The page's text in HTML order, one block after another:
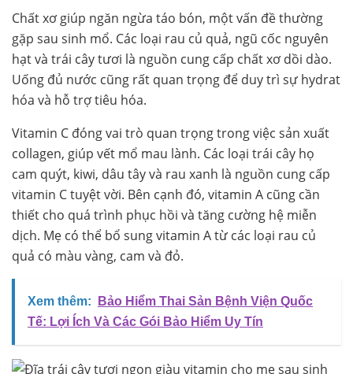
Chất xơ giúp ngăn ngừa táo bón, một vấn đề thường
gặp sau sinh mổ. Các loại rau củ quả, ngũ cốc nguyên
hạt và trái cây tươi là nguồn cung cấp chất xơ dồi dào.
Uống đủ nước cũng rất quan trọng để duy trì sự hydrat
hóa và hỗ trợ tiêu hóa.
Vitamin C đóng vai trò quan trọng trong việc sản xuất
collagen, giúp vết mổ mau lành. Các loại trái cây họ
cam quýt, kiwi, dâu tây và rau xanh là nguồn cung cấp
vitamin C tuyệt vời. Bên cạnh đó, vitamin A cũng cần
thiết cho quá trình phục hồi và tăng cường hệ miễn
dịch. Mẹ có thể bổ sung vitamin A từ các loại rau củ
quả có màu vàng, cam và đỏ.
Xem thêm:
Bảo Hiểm Thai Sản Bệnh Viện Quốc
Tế: Lợi Ích Và Các Gói Bảo Hiểm Uy Tín